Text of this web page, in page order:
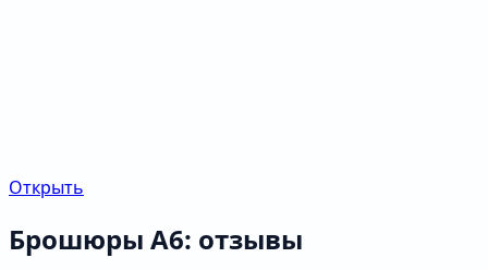
Открыть
Брошюры А6: отзывы